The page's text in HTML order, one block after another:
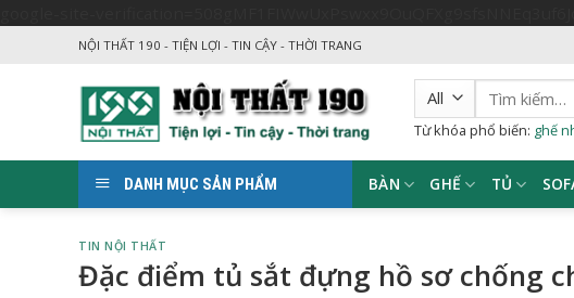
NỘI THẤT 190 - TIỆN LỢI - TIN CẬY - THỜI TRANG
Tìm
kiếm:
Từ khóa phổ biến: ghế
DANH MỤC SẢN PHẨM BÀN GHẾ TỦ
TIN NỘI THẤT
Đặc điểm tủ sắt đựng hồ sơ chống